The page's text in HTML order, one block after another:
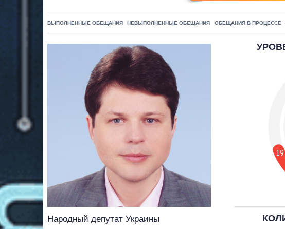
ВЫПОЛНЕННЫЕ ОБЕЩАНИЯ НЕВЫПОЛНЕННЫЕ ОБЕЩАНИЯ ОБЕЩАНИЯ В ПРОЦЕССЕ
Народный депутат Украины
19